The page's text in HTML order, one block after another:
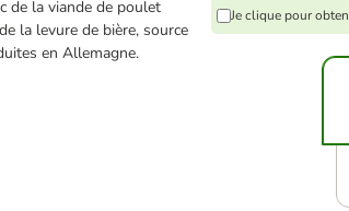
de la viande de poulet
la levure de bière, source
en Allemagne.
Je clique pour